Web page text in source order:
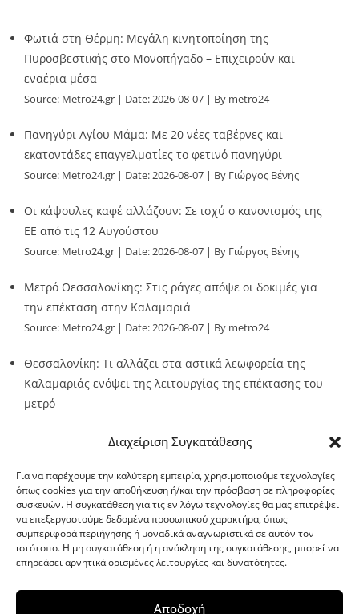
Διαχείριση Συγκατάθεσης
Για να παρέχουμε την καλύτερη εμπειρία, χρησιμοποιούμε τεχνολογίες
όπως cookies για την αποθήκευση ή/και την πρόσβαση σε πληροφορίες
συσκευών. Η συγκατάθεση για τις εν λόγω τεχνολογίες θα μας επιτρέψει
να επεξεργαστούμε δεδομένα προσωπικού χαρακτήρα, όπως
συμπεριφορά περιήγησης ή μοναδικά αναγνωριστικά σε αυτόν τον
ιστότοπο. Η μη συγκατάθεση ή η ανάκληση της συγκατάθεσης, μπορεί να
επηρεάσει αρνητικά ορισμένες λειτουργίες και δυνατότητες.
Αποδοχή
Φωτιά στη Θέρμη: Μεγάλη κινητοποίηση της
Πυροσβεστικής στο Μονοπήγαδο – Επιχειρούν και
εναέρια μέσα
Source: Metro24.gr Date: 2026-08-07 By metro24
Πανηγύρι Αγίου Μάμα: Με 20 νέες ταβέρνες και
εκατοντάδες επαγγελματίες το φετινό πανηγύρι
Source: Metro24.gr Date: 2026-08-07 By Γιώργος Βένης
Οι κάψουλες καφέ αλλάζουν: Σε ισχύ ο κανονισμός της
ΕΕ από τις 12 Αυγούστου
Source: Metro24.gr Date: 2026-08-07 By Γιώργος Βένης
Μετρό Θεσσαλονίκης: Στις ράγες απόψε οι δοκιμές για
την επέκταση στην Καλαμαριά
Source: Metro24.gr Date: 2026-08-07 By metro24
Θεσσαλονίκη: Τι αλλάζει στα αστικά λεωφορεία της
Καλαμαριάς ενόψει της λειτουργίας της επέκτασης του
μετρό
G-point.gr